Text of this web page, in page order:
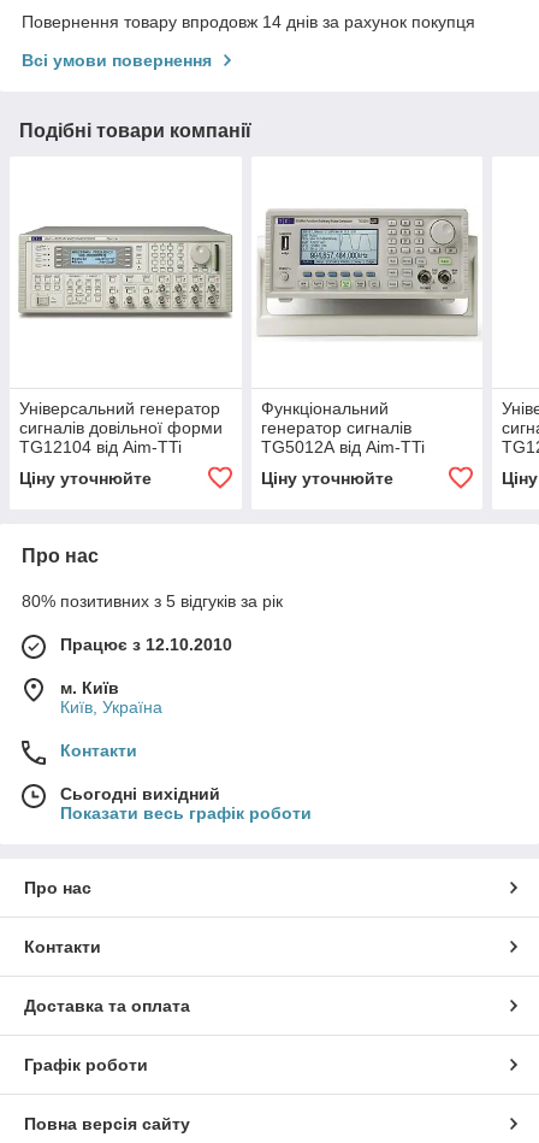
Повернення товару впродовж 14 днів за рахунок покупця
Всі умови повернення
Подібні товари компанії
Універсальний генератор
сигналів довільної форми
TG12104 від Aim-TTi
Ціну уточнюйте
Функціональний
генератор сигналів
TG5012А від Aim-TTi
Ціну уточнюйте
Про нас
80% позитивних з 5 відгуків за рік
Працює з 12.10.2010
м. Київ
Київ, Україна
Контакти
Сьогодні вихідний
Показати весь графік роботи
Про нас
Контакти
Доставка та оплата
Графік роботи
Повна версія сайту